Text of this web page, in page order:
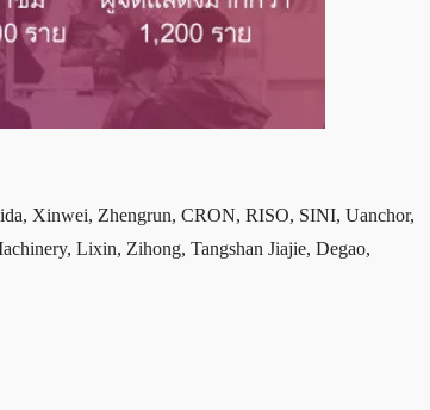
Xinwei, Zhengrun, CRON, RISO, SINI, Uanchor,
Lixin, Zihong, Tangshan Jiajie, Degao,